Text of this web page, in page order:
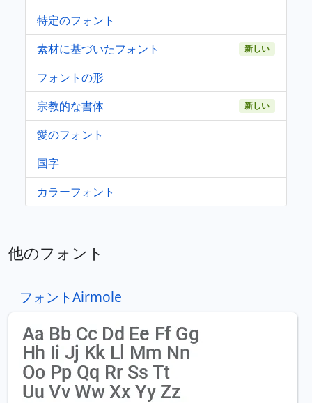
特定のフォント
素材に基づいたフォント
新しい
フォントの形
宗教的な書体
新しい
愛のフォント
国字
カラーフォント
他のフォント
フォントAirmole